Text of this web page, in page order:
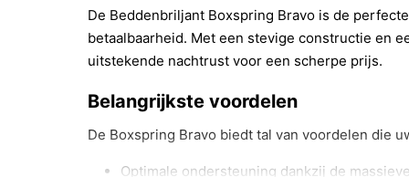
De Beddenbriljant Boxspring Bravo is de
betaalbaarheid. Met een stevige constructie en
uitstekende nachtrust voor een scherpe prijs.
Belangrijkste voordelen
De Boxspring Bravo biedt tal van voordelen die
Optimale ondersteuning dankzij de